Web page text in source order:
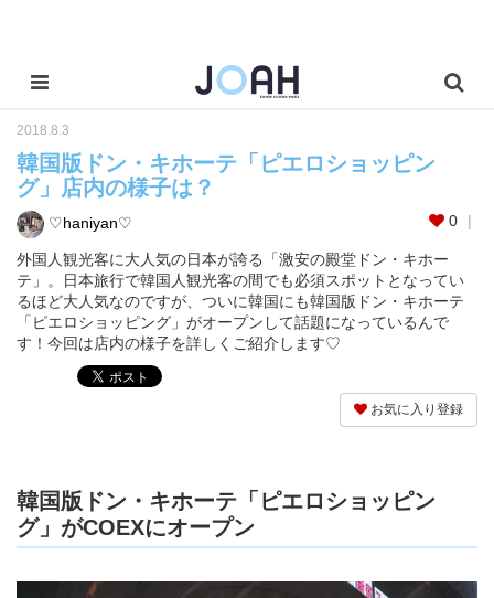
2018.8.3
韓国版ドン・キホーテ「ピエロショッピン
グ」店内の様子は？
♡haniyan♡ 0
外国人観光客に大人気の日本が誇る「激安の殿堂ドン・キホー
テ」。日本旅行で韓国人観光客の間でも必須スポットとなってい
るほど大人気なのですが、ついに韓国にも韓国版ドン・キホーテ
「ピエロショッピング」がオープンして話題になっているんで
す！今回は店内の様子を詳しくご紹介します♡
お気に入り登録
韓国版ドン・キホーテ「ピエロショッピン
グ」がCOEXにオープン